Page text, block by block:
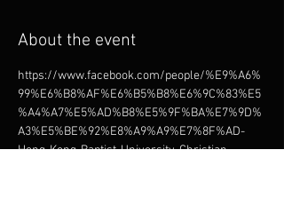
About the event
https://www.facebook.com/people/%E9%A6%
99%E6%B8%AF%E6%B5%B8%E6%9C%83%E5
%A4%A7%E5%AD%B8%E5%9F%BA%E7%9D%
A3%E5%BE%92%E8%A9%A9%E7%8F%AD-
Hong-Kong-Baptist-University-Christian-